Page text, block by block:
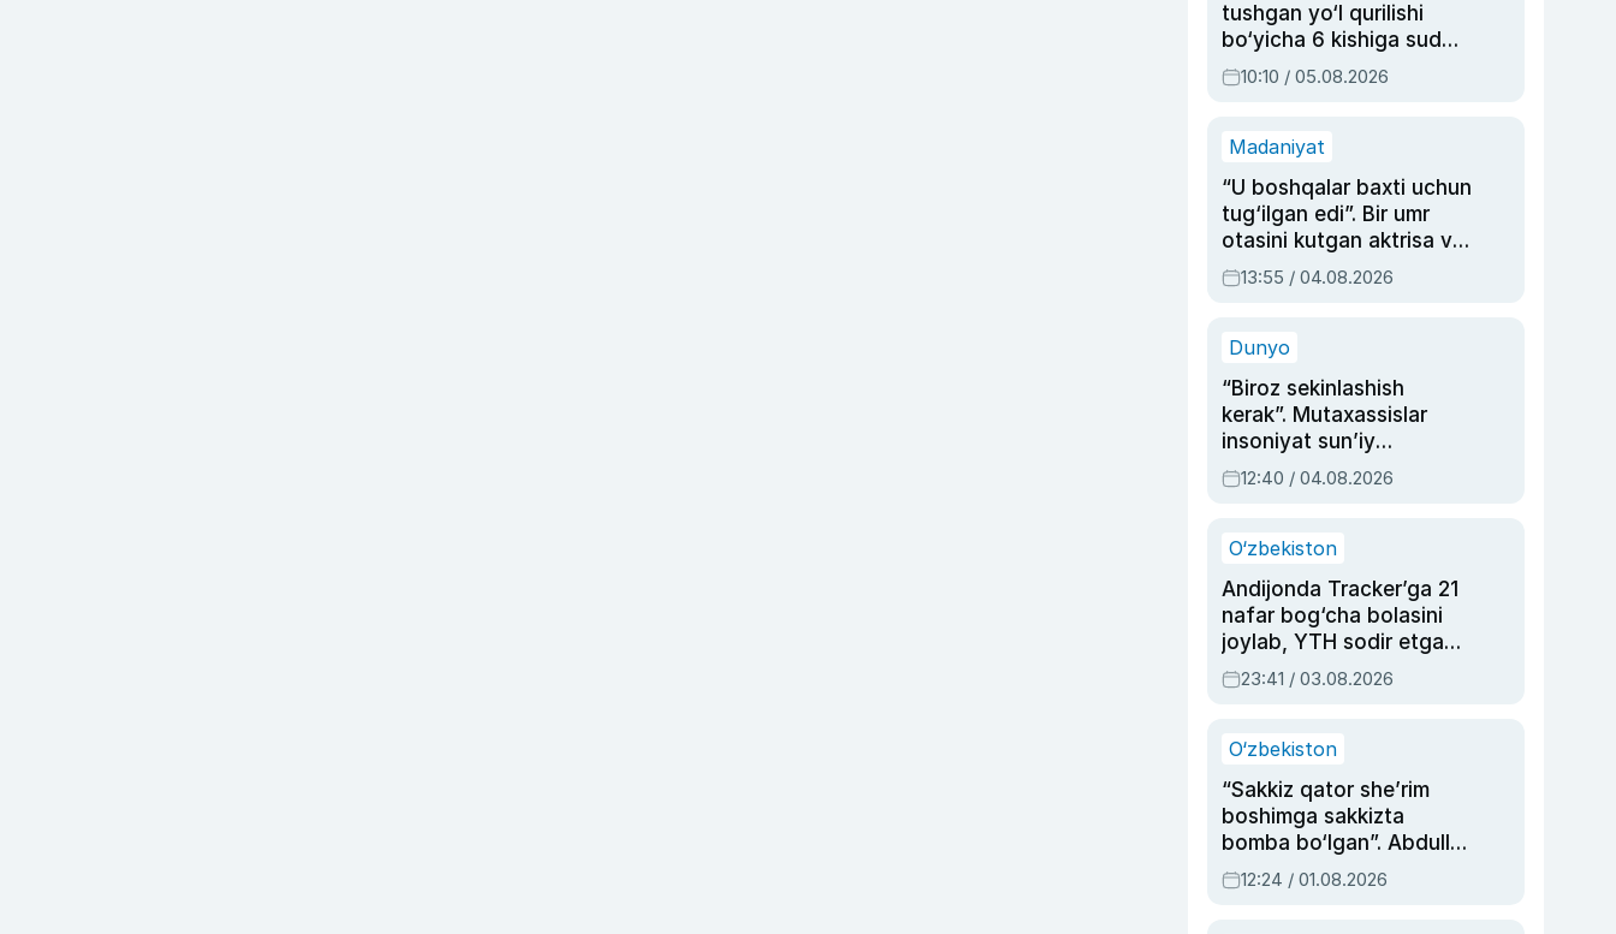
tushgan yo‘l qurilishi
bo‘yicha 6 kishiga sud
hukmi o‘qildi
10:10 / 05.08.2026
Madaniyat
“U boshqalar baxti uchun
tug‘ilgan edi”. Bir umr
otasini kutgan aktrisa va
dublyaj ustasi Rimma
Ahmedovaning
13:55 / 04.08.2026
Dunyo
“Biroz sekinlashish
kerak”. Mutaxassislar
insoniyat sun’iy
intellektni boshqara
olmay qolishidan xavotir
12:40 / 04.08.2026
O‘zbekiston
Andijonda Tracker’ga 21
nafar bog‘cha bolasini
joylab, YTH sodir etgan
ayolga sud hukmi o‘qildi
23:41 / 03.08.2026
O‘zbekiston
“Sakkiz qator she’rim
boshimga sakkizta
bomba bo‘lgan”. Abdulla
Oripovni siyosiy
ayblovlardan asrab
12:24 / 01.08.2026